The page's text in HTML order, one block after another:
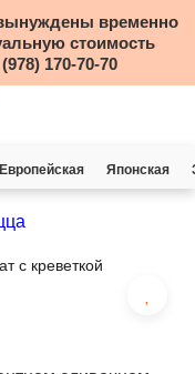
временно
стоимость
170-70-70
Европейская Японская
с креветкой